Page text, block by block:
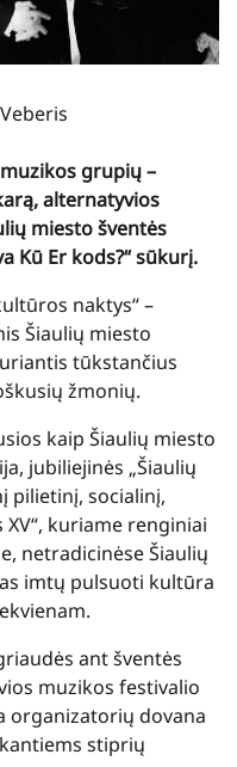
grupių –
alternatyvios
miesto šventės
Kū Er kods?“ sūkurį.
naktys“ –
Šiaulių miesto
tūkstančius
žmonių.
kaip Šiaulių miesto
jubiliejinės „Šiaulių
pilietinį, socialinį,
kuriame renginiai
netradicinėse Šiaulių
imtų pulsuoti kultūra
ant šventės
muzikos festivalio
organizatorių dovana
stiprių